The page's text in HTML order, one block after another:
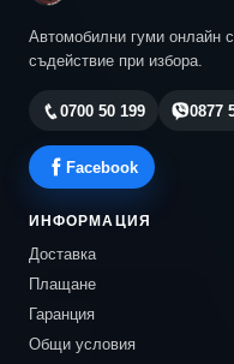
Автомобилни гуми онлайн
съдействие при избора.
0700 50 199 0877
Facebook
ИНФОРМАЦИЯ
Доставка
Плащане
Гаранция
Общи условия